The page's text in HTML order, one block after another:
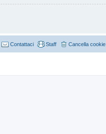
Cancella cookie
Staff
Contattaci